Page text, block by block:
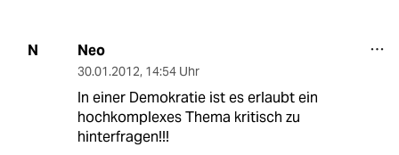
N Neo
30.01.2012, 14:54 Uhr
In einer Demokratie ist es erlaubt ein
hochkomplexes Thema kritisch zu
hinterfragen!!!